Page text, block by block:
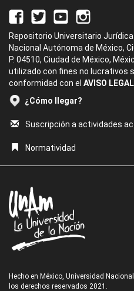
Repositorio Universitario
Nacional Autónoma de México,
P. 04510, Ciudad de México,
utilizado con fines no lucrativos
conformidad con el AVISO
¿Cómo llegar?
Suscripción a actividades
Normatividad
Hecho en México, Universidad
los derechos reservados 2021.